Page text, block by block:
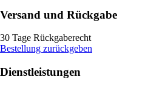
Versand und Rückgabe
30 Tage Rückgaberecht
Bestellung zurückgeben
Dienstleistungen